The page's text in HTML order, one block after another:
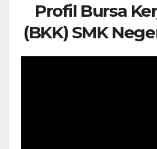
Profil Bursa
(BKK) SMK